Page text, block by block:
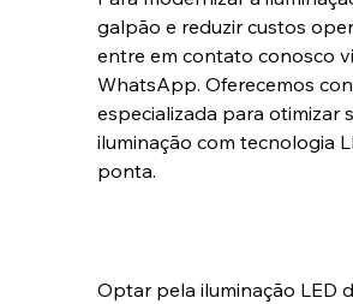
galpão e reduzir custos
entre em contato conosco
WhatsApp. Oferecemos
especializada para otimizar
iluminação com tecnologia
ponta.
Optar pela iluminação LED